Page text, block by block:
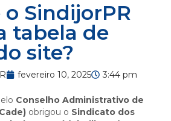
SindijorPR
tabela de
site?
fevereiro 10, 2025 3:44 pm
Conselho Administrativo de
obrigou o Sindicato dos